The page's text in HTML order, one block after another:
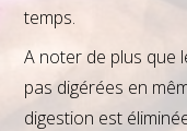
temps.
A noter de plus que
pas digérées en
digestion est